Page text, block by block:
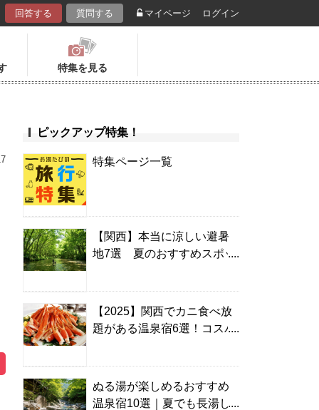
回答する 質問する マイページ ログイン
特集を見る
ピックアップ特集！
特集ページ一覧
【関西】本当に涼しい避暑
地7選 夏のおすすめスポッ
【2025】関西でカニ食べ放
題がある温泉宿6選！コスパ
ぬる湯が楽しめるおすすめ
温泉宿10選｜夏でも長湯し